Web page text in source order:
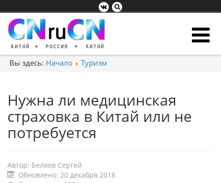
Вы здесь: Начало Туризм
Нужна ли медицинская
страховка в Китай или не
потребуется
Автор: Беляев Сергей
Обновлено: 20 декабря 2018